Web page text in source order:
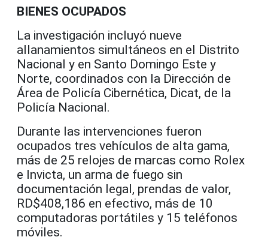
BIENES OCUPADOS
La investigación incluyó nueve
allanamientos simultáneos en el Distrito
Nacional y en Santo Domingo Este y
Norte, coordinados con la Dirección de
Área de Policía Cibernética, Dicat, de la
Policía Nacional.
Durante las intervenciones fueron
ocupados tres vehículos de alta gama,
más de 25 relojes de marcas como Rolex
e Invicta, un arma de fuego sin
documentación legal, prendas de valor,
RD$408,186 en efectivo, más de 10
computadoras portátiles y 15 teléfonos
móviles.